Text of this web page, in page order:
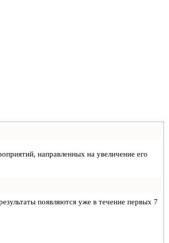
направленных на увеличение его
появляются уже в течение первых 7